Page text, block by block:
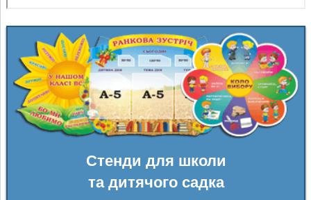
Стенди для школи
та дитячого садка